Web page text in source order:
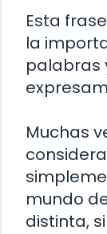
Esta
la
palabras
Muchas
mundo
distinta,